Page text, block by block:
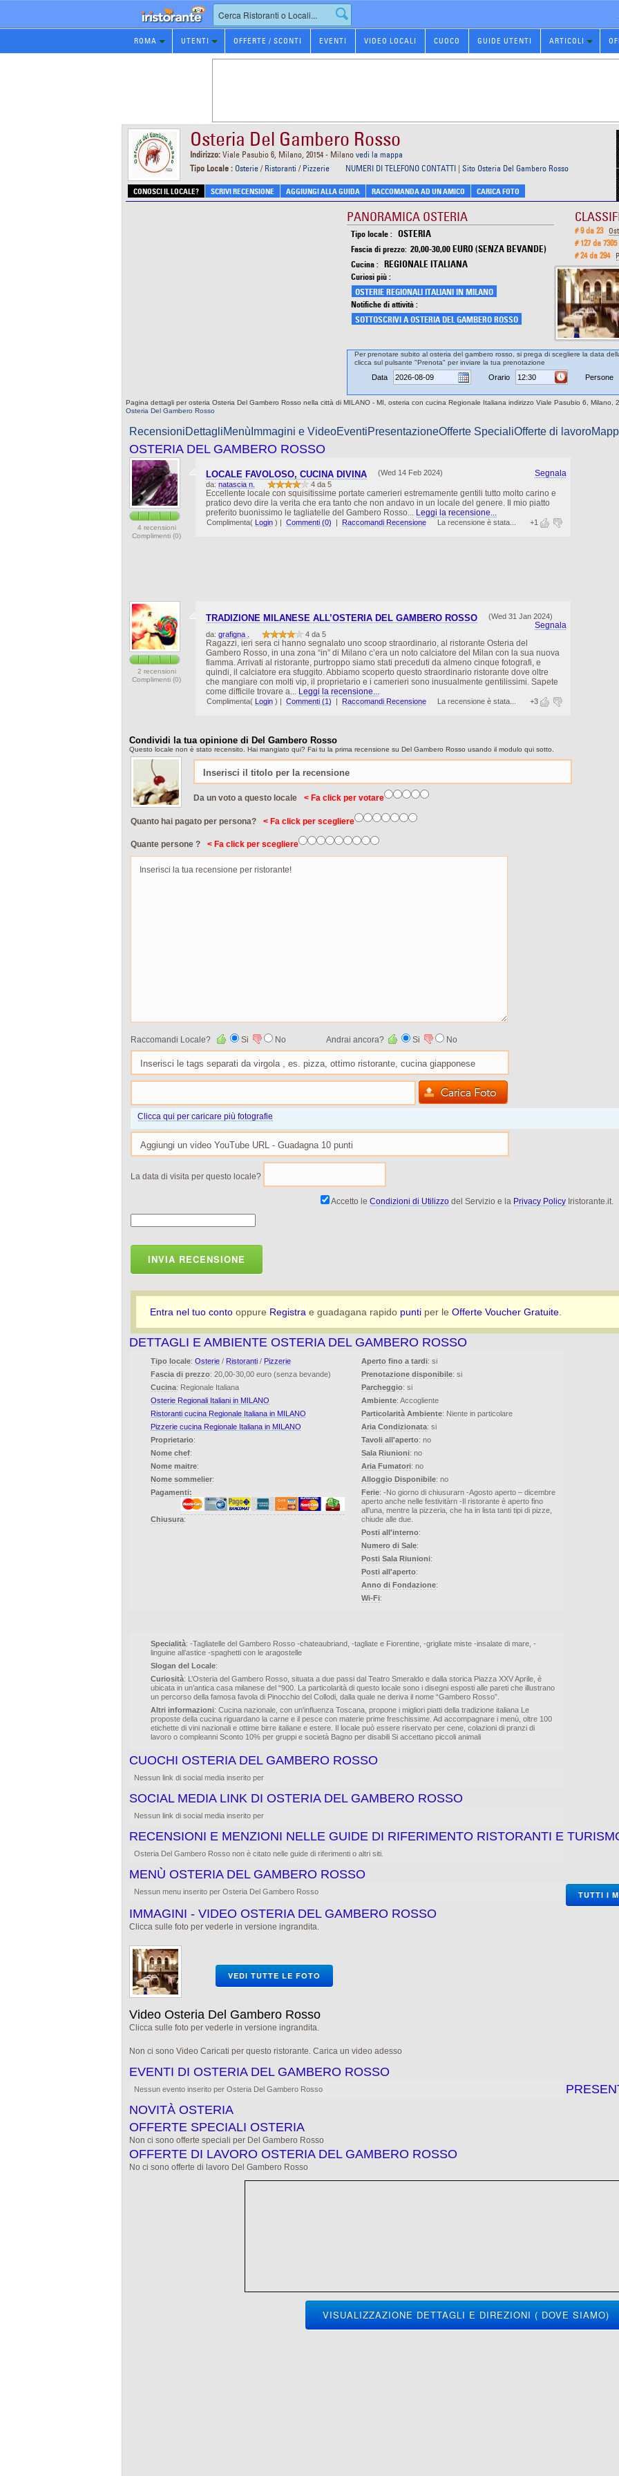
Prenotazione
Ristorante
ROMA UTENTI OFFERTE / SCONTI EVENTI VIDEO LOCALI CUOCO GUIDE UTENTI ARTICOLI
Osteria Del Gambero Rosso
Indirizzo: Viale Pasubio 6, Milano, 20154 - Milano vedi la mappa
Tipo Locale : Osterie / Ristoranti / Pizzerie NUMERI DI TELEFONO CONTATTI | Sito Osteria Del Gambero Rosso
CONOSCI IL LOCALE? SCRIVI RECENSIONE AGGIUNGI ALLA GUIDA RACCOMANDA AD UN AMICO CARICA FOTO
PANORAMICA OSTERIA
Tipo locale : OSTERIA
Fascia di prezzo: 20,00-30,00 EURO (SENZA BEVANDE)
Cucina : REGIONALE ITALIANA
Curiosi più :
OSTERIE REGIONALI ITALIANI IN MILANO
Notifiche di attività :
SOTTOSCRIVI A OSTERIA DEL GAMBERO ROSSO
# 9 da 23
# 127 da 7305
# 24 da 294
Per prenotare subito al osteria del gambero rosso, si prega di scegliere la data
clicca sul pulsante "Prenota" per inviare la tua prenotazione
Data Orario Persone
Pagina dettagli per osteria Osteria Del Gambero Rosso nella città di MILANO - MI, osteria con cucina Regionale Italiana indirizzo Viale Pasubio 6,
Osteria Del Gambero Rosso
RecensioniDettagliMenù Immagini e VideoEventiPresentazioneOfferte SpecialiOfferte di lavoro
OSTERIA DEL GAMBERO ROSSO
4 recensioni
Complimenti (0)
LOCALE FAVOLOSO, CUCINA DIVINA (Wed 14 Feb 2024) Segnala
da: natascia n. 4 da 5
Eccellente locale con squisitissime portate camerieri estremamente gentili tutto molto carino e
pratico devo dire la verita che era tanto che non andavo in un locale del genere. Il mio piatto
preferito buonissimo le tagliatelle del Gambero Rosso... Leggi la recensione...
Complimenta( Login ) | Commenti (0) | Raccomandi Recensione La recensione è stata... +1
2 recensioni
Complimenti (0)
TRADIZIONE MILANESE ALL’OSTERIA DEL GAMBERO ROSSO (Wed 31 Jan 2024)
Segnala
da: grafigna . 4 da 5
Ragazzi, ieri sera ci hanno segnalato uno scoop straordinario, al ristorante Osteria del
Gambero Rosso, in una zona “in” di Milano c’era un noto calciatore del Milan con la sua nuova
fiamma. Arrivati al ristorante, purtroppo siamo stati preceduti da almeno cinque fotografi, e
quindi, il calciatore era sfuggito. Abbiamo scoperto questo straordinario ristorante dove oltre
che mangiare con molti vip, il proprietario e i camerieri sono inusualmente gentilissimi. Sapete
come difficile trovare a... Leggi la recensione...
Complimenta( Login ) | Commenti (1) | Raccomandi Recensione La recensione è stata... +3
Condividi la tua opinione di Del Gambero Rosso
Questo locale non è stato recensito. Hai mangiato qui? Fai tu la prima recensione su Del Gambero Rosso usando il modulo qui sotto.
Da un voto a questo locale < Fa click per votare
Quanto hai pagato per persona? < Fa click per scegliere
Quante persone ? < Fa click per scegliere
Raccomandi Locale? Si No Andrai ancora? Si No
Clicca qui per caricare più fotografie
La data di visita per questo locale?
Accetto le Condizioni di Utilizzodel Servizio e la Privacy PolicyIristorante.it.
INVIA RECENSIONE
Entra nel tuo conto oppure Registra e guadagana rapido punti per le Offerte Voucher Gratuite
DETTAGLI E AMBIENTE OSTERIA DEL GAMBERO ROSSO
Tipo locale: Osterie / Ristoranti / Pizzerie
Fascia di prezzo: 20,00-30,00 euro (senza bevande)
Cucina: Regionale Italiana
Osterie Regionali Italiani in MILANO
Ristoranti cucina Regionale Italiana in MILANO
Pizzerie cucina Regionale Italiana in MILANO
Proprietario:
Nome chef:
Nome maitre:
Nome sommelier:
Pagamenti:
Chiusura:
Aperto fino a tardi: si
Prenotazione disponibile: si
Parcheggio: si
Ambiente: Accogliente
Particolarità Ambiente: Niente in particolare
Aria Condizionata: si
Tavoli all'aperto: no
Sala Riunioni: no
Aria Fumatori: no
Alloggio Disponibile: no
Ferie: -No giorno di chiusurarn -Agosto aperto – dicembre
aperto anche nelle festivitàrn -Il ristorante è aperto fino
all’una, mentre la pizzeria, che ha in lista tanti tipi di pizze,
chiude alle due.
Posti all'interno:
Numero di Sale:
Posti Sala Riunioni:
Posti all'aperto:
Anno di Fondazione:
Wi-Fi:
Specialità: -Tagliatelle del Gambero Rosso -chateaubriand, -tagliate e Fiorentine, -grigliate miste -insalate di mare, -
linguine all’astice -spaghetti con le aragostelle
Slogan del Locale:
Curiosità: L’Osteria del Gambero Rosso, situata a due passi dal Teatro Smeraldo e dalla storica Piazza XXV Aprile, è
ubicata in un’antica casa milanese del “900. La particolarità di questo locale sono i disegni esposti alle pareti che illustrano
un percorso della famosa favola di Pinocchio del Collodi, dalla quale ne deriva il nome “Gambero Rosso”.
Altri informazioni: Cucina nazionale, con un'influenza Toscana, propone i migliori piatti della tradizione italiana Le
proposte della cucina riguardano la carne e il pesce con materie prime freschissime. Ad accompagnare i menù, oltre 100
etichette di vini nazionali e ottime birre italiane e estere. Il locale può essere riservato per cene, colazioni di pranzi di
lavoro o compleanni Sconto 10% per gruppi e società Bagno per disabili Si accettano piccoli animali
CUOCHI OSTERIA DEL GAMBERO ROSSO
Nessun link di social media inserito per
SOCIAL MEDIA LINK DI OSTERIA DEL GAMBERO ROSSO
Nessun link di social media inserito per
RECENSIONI E MENZIONI NELLE GUIDE DI RIFERIMENTO RISTORANTI E
Osteria Del Gambero Rosso non è citato nelle guide di riferimenti o altri siti.
MENÙ OSTERIA DEL GAMBERO ROSSO
Nessun menu inserito per Osteria Del Gambero Rosso TUTTI I
IMMAGINI - VIDEO OSTERIA DEL GAMBERO ROSSO
Clicca sulle foto per vederle in versione ingrandita.
VEDI TUTTE LE FOTO
Video Osteria Del Gambero Rosso
Clicca sulle foto per vederle in versione ingrandita.
Non ci sono Video Caricati per questo ristorante. Carica un video adesso
EVENTI DI OSTERIA DEL GAMBERO ROSSO
Nessun evento inserito per Osteria Del Gambero Rosso
NOVITÀ OSTERIA
OFFERTE SPECIALI OSTERIA
Non ci sono offerte speciali per Del Gambero Rosso
OFFERTE DI LAVORO OSTERIA DEL GAMBERO ROSSO
No ci sono offerte di lavoro Del Gambero Rosso
VISUALIZZAZIONE DETTAGLI E DIREZIONI ( DOVE SIAMO)